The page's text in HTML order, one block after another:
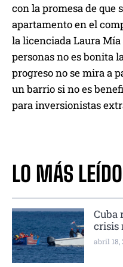
con la promesa de que
apartamento en el
la licenciada Laura Mía
personas no es bonita
progreso no se mira a
un barrio si no es
para inversionistas
LO MÁS LEÍDO
Cuba
crisis
abril 18,